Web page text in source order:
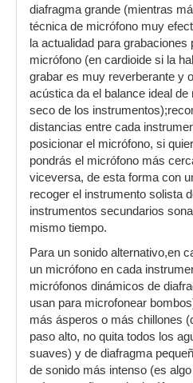
diafragma grande (mientras
técnica de micrófono muy
la actualidad para
micrófono (en cardioide si la
grabar es muy reverberante y
acústica da el balance ideal
seco de los
distancias entre cada
posicionar el micrófono, si
pondrás el micrófono más
viceversa, de esta forma con
recoger el instrumento solista
instrumentos secundarios
mismo tiempo.
Para un sonido alternativo,en
un micrófono en cada
micrófonos dinámicos de
usan para microfonear
más ásperos o más chillones
paso alto, no quita todos los
suaves) y de diafragma
de sonido más intenso (es